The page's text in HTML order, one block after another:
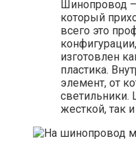
Шинопровод
который
всего это
изготовлен
пластика.
элемент, от
жесткой, так